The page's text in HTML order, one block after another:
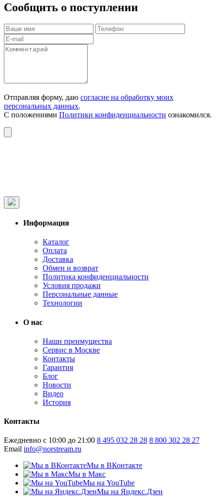
Сообщить о поступлении
Отправляя форму, даю согласие на обработку моих
персональных данных.
С положениями Политики конфиденциальности ознакомился.
Информация
Каталог
Оплата
Доставка
Обмен и возврат
Политика конфиденциальности
Условия продажи
Персональные данные
Технологии
О нас
Наши преимущества
Сервис в Москве
Контакты
Гарантия
Блог
Новости
Видео
История
Контакты
Ежедневно с 10:00 до 21:00 8 495 032 28 28 8 800 302 28 27
Email info@norstream.ru
Мы в ВКонтакте
Мы в Макс
Мы на YouTube
Мы на Яндекс.Дзен